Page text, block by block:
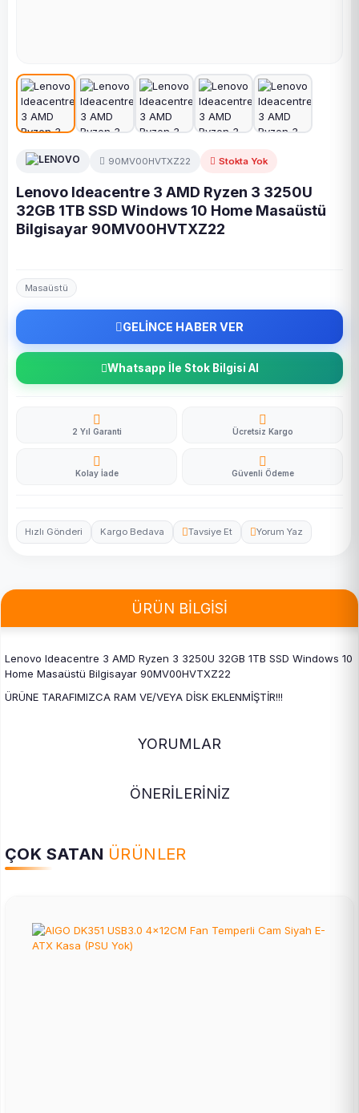
90MV00HVTXZ22 Stokta Yok
Lenovo Ideacentre 3 AMD Ryzen 3 3250U
32GB 1TB SSD Windows 10 Home Masaüstü
Bilgisayar 90MV00HVTXZ22
Masaüstü
GELİNCE HABER VER
Whatsapp İle Stok Bilgisi Al
2 Yıl Garanti Ücretsiz Kargo
Kolay İade Güvenli Ödeme
Hızlı Gönderi Kargo Bedava Tavsiye Et Yorum Yaz
ÜRÜN BİLGİSİ
Lenovo Ideacentre 3 AMD Ryzen 3 3250U 32GB 1TB SSD Windows 10
Home Masaüstü Bilgisayar 90MV00HVTXZ22
ÜRÜNE TARAFIMIZCA RAM VE/VEYA DİSK EKLENMİŞTİR!!!
YORUMLAR
ÖNERİLERİNİZ
ÇOK SATAN ÜRÜNLER